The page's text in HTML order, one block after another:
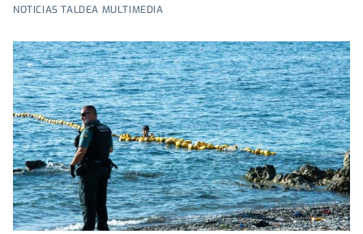
NOTICIAS TALDEA MULTIMEDIA